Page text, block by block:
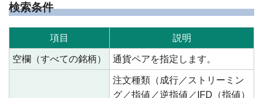
検索条件
項目 説明
空欄（すべての銘柄） 通貨ペアを指定します。
注文種類（成行／ストリーミン
グ／指値／逆指値／IFD（指値）